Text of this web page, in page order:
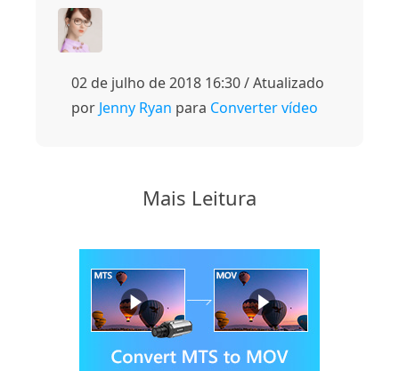
02 de julho de 2018 16:30 / Atualizado
por Jenny Ryan para Converter vídeo
Mais Leitura